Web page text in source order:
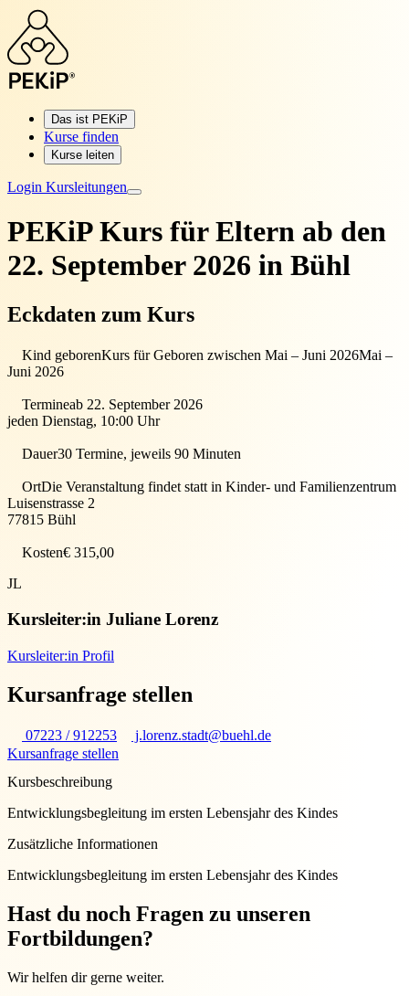
Das ist PEKiP
Kurse finden
Kurse leiten
Login Kursleitungen
PEKiP Kurs für Eltern ab den
22. September 2026 in Bühl
Eckdaten zum Kurs
Kind geborenKurs für Geboren zwischen Mai – Juni 2026Mai –
Juni 2026
Termineab 22. September 2026
jeden Dienstag, 10:00 Uhr
Dauer30 Termine, jeweils 90 Minuten
OrtDie Veranstaltung findet statt in Kinder- und Familienzentrum
Luisenstrasse 2
77815 Bühl
Kosten€ 315,00
JL
Kursleiter:in Juliane Lorenz
Kursleiter:in Profil
Kursanfrage stellen
07223 / 912253
j.lorenz.stadt@buehl.de
Kursanfrage stellen
Kursbeschreibung
Entwicklungsbegleitung im ersten Lebensjahr des Kindes
Zusätzliche Informationen
Entwicklungsbegleitung im ersten Lebensjahr des Kindes
Hast du noch Fragen zu unseren
Fortbildungen?
Wir helfen dir gerne weiter.